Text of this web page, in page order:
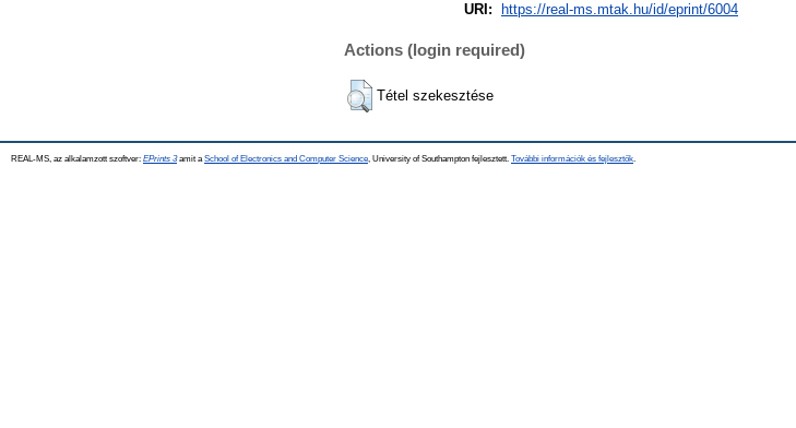
URI:
https://real-ms.mtak.hu/id/eprint/6004
Actions (login required)
Tétel szekesztése
REAL-MS, az alkalamzott szoftver: EPrints 3amit a School of Electronics and Computer Science , University of Southampton fejlesztett. További információk és fejlesztők